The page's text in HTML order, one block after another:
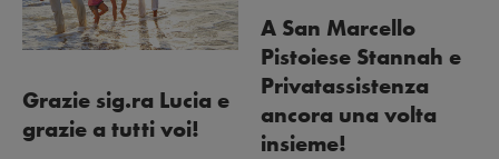
Grazie sig.ra Lucia e
grazie a tutti voi!
A San Marcello
Pistoiese Stannah e
Privatassistenza
ancora una volta
insieme!